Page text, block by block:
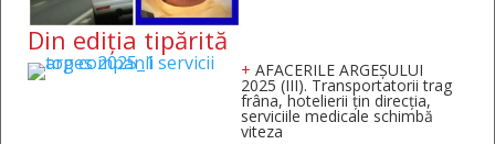
Din ediția tipărită
+ AFACERILE ARGEȘULUI
2025 (III). Transportatorii trag
frâna, hotelierii țin direcția,
serviciile medicale schimbă
viteza